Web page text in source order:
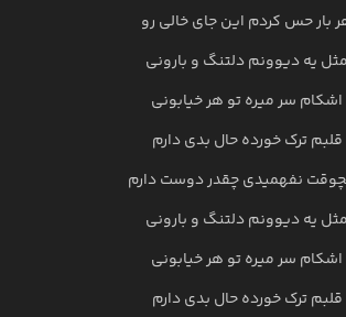
بار حس کردم این جای خالی رو
مثل یه دیوونم دلتنگ و بارونی
اشکام سر میره تو هر خیابونی
قلبم ترک خورده حال بدی دارم
نفهمیدی چقدر دوست دارم
مثل یه دیوونم دلتنگ و بارونی
اشکام سر میره تو هر خیابونی
قلبم ترک خورده حال بدی دارم